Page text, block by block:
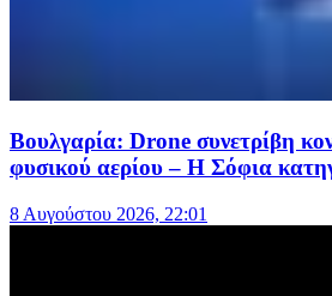
Βουλγαρία: Drone συνετρίβη
φυσικού αερίου – Η Σόφια
8 Αυγούστου 2026, 22:01